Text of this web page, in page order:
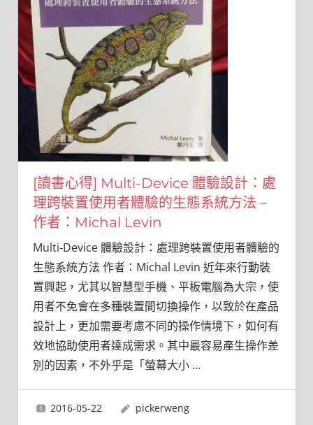
[讀書心得] Multi-Device 體驗設計：處
理跨裝置使用者體驗的生態系統方法 –
作者：Michal Levin
Multi-Device 體驗設計：處理跨裝置使用者體驗的
生態系統方法 作者：Michal Levin 近年來行動裝
置興起，尤其以智慧型手機、平板電腦為大宗，使
用者不免會在多種裝置間切換操作，以致於在產品
設計上，更加需要考慮不同的操作情境下，如何有
效地協助使用者達成需求。其中最容易產生操作差
別的因素，不外乎是「螢幕大小 …
2016-05-22 pickerweng